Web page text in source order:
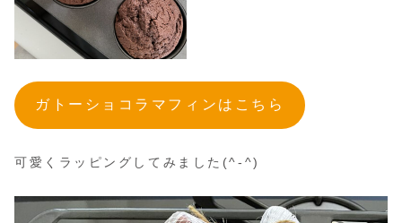
ガトーショコラマフィンはこちら
可愛くラッピングしてみました(^-^)